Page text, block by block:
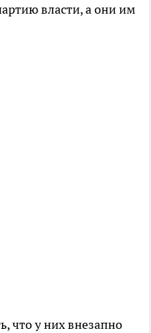
власти, а они им
что у них внезапно